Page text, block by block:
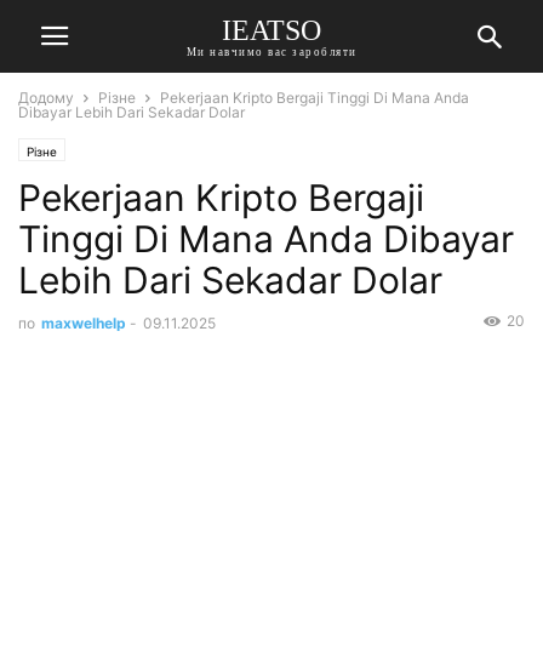
IEATSO
Ми навчимо вас заробляти
Додому Різне
Pekerjaan Kripto Bergaji Tinggi Di Mana Anda
Dibayar Lebih Dari Sekadar Dolar
Різне
Pekerjaan Kripto Bergaji
Tinggi Di Mana Anda Dibayar
Lebih Dari Sekadar Dolar
по maxwelhelp - 09.11.2025 20